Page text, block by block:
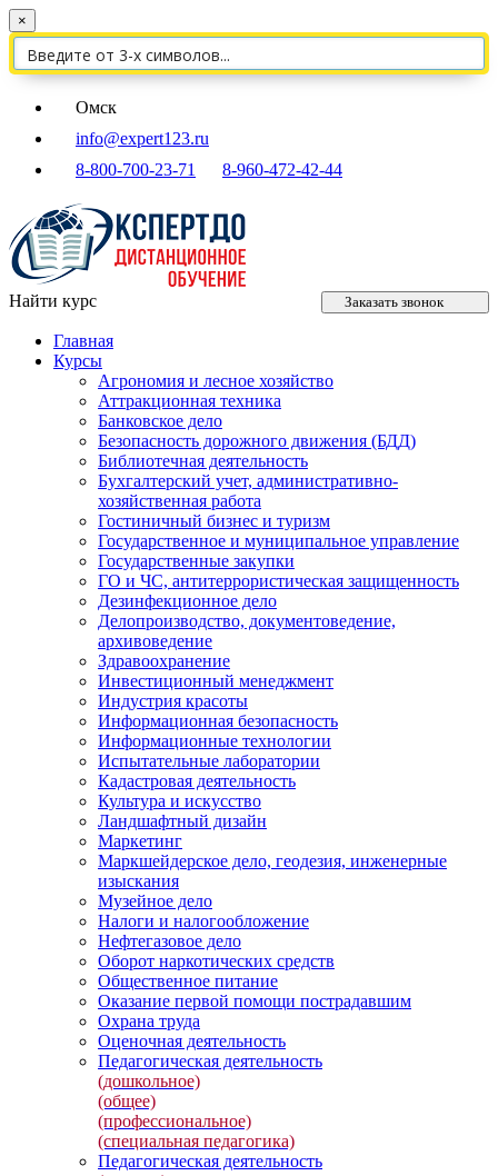
×
Омск
info@expert123.ru
8-800-700-23-71
8-960-472-42-44
Найти курс Заказать звонок
Главная
Курсы
Агрономия и лесное хозяйство
Аттракционная техника
Банковское дело
Безопасность дорожного движения (БДД)
Библиотечная деятельность
Бухгалтерский учет, административно-
хозяйственная работа
Гостиничный бизнес и туризм
Государственное и муниципальное управление
Государственные закупки
ГО и ЧС, антитеррористическая защищенность
Дезинфекционное дело
Делопроизводство, документоведение,
архивоведение
Здравоохранение
Инвестиционный менеджмент
Индустрия красоты
Информационная безопасность
Информационные технологии
Испытательные лаборатории
Кадастровая деятельность
Культура и искусство
Ландшафтный дизайн
Маркетинг
Маркшейдерское дело, геодезия, инженерные
изыскания
Музейное дело
Налоги и налогообложение
Нефтегазовое дело
Оборот наркотических средств
Общественное питание
Оказание первой помощи пострадавшим
Охрана труда
Оценочная деятельность
Педагогическая деятельность
(дошкольное)
(общее)
(профессиональное)
(специальная педагогика)
Педагогическая деятельность